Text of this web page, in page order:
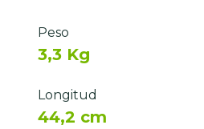
Peso
3,3 Kg
Longitud
44,2 cm